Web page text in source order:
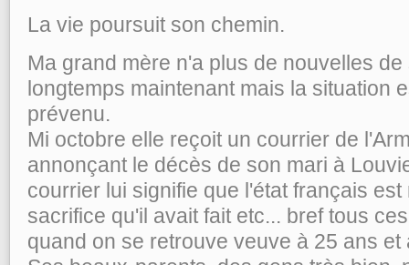
La vie poursuit son chemin.
Ma grand mère n'a plus de nouvelles
longtemps maintenant mais la situation
prévenu.
Mi octobre elle reçoit un courrier de
annonçant le décès de son mari à
courrier lui signifie que l'état français
sacrifice qu'il avait fait etc... bref tous
quand on se retrouve veuve à 25 ans